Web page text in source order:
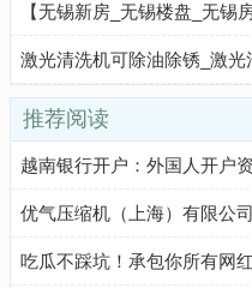
【无锡新房_无锡楼盘_无锡
推荐阅读
优气压缩机（上海）有限公司
吃瓜不踩坑！承包你所有网